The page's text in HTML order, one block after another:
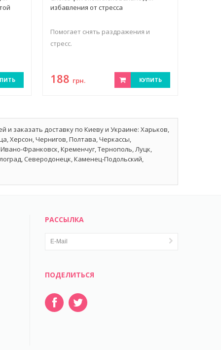
избавления от стресса
Помогает снять раздражения и
стресс.
188 грн. КУПИТЬ
и заказать доставку по Киеву и Украине: Харьков,
Херсон, Чернигов, Полтава, Черкассы,
Франковск, Кременчуг, Тернополь, Луцк,
Северодонецк, Каменец-Подольский,
РАССЫЛКА
ПОДЕЛИТЬСЯ